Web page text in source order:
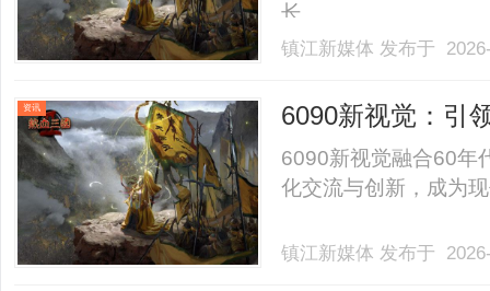
长。......
镇江新媒体 发布于
资讯 6090新视觉：引
6090新视觉融合60年
化交流与创新，成为
镇江新媒体 发布于